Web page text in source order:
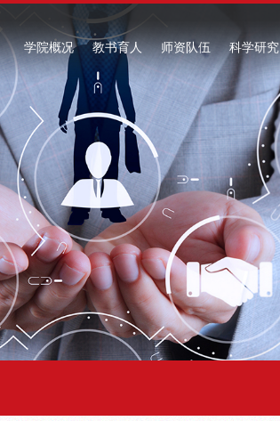
学院概况 教书育人 师资队伍 科学研究